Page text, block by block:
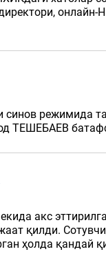
режимида
ТЕШЕБАЕВ
акс
қилди.
ҳолда қандай